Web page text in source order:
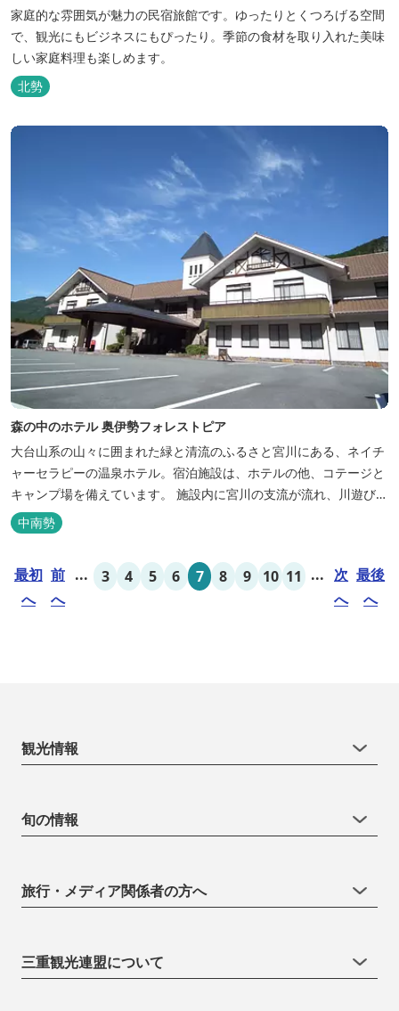
家庭的な雰囲気が魅力の民宿旅館です。ゆったりとくつろげる空間
で、観光にもビジネスにもぴったり。季節の食材を取り入れた美味
しい家庭料理も楽しめます。
北勢
森の中のホテル 奥伊勢フォレストピア
大台山系の山々に囲まれた緑と清流のふるさと宮川にある、ネイチ
ャーセラピーの温泉ホテル。宿泊施設は、ホテルの他、コテージと
キャンプ場を備えています。 施設内に宮川の支流が流れ、川遊びが
できます。BBQエリア、釣堀もあり、ファミリーやグループでもア
クティビティを楽しめます。 ディナーは併設の「レストラン アン
をお召し上がりい...
中南勢
最初
へ
前
へ
... 3 4 5 6 7 8 9 10 11 ... 次
へ
最後
へ
観光情報
旬の情報
旅行・メディア関係者の方へ
三重観光連盟について